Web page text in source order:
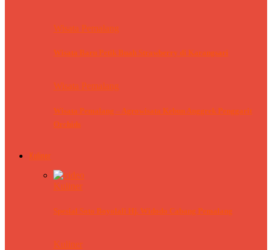
Wisata Pemalang
Wisata Baru Petik Buah Strawberry di Karangsari
Wisata Pemalang
Wisata Pemalang – Agrowisata Kebun Anggrek Penggarit
Orchids
Kuliner
Kuliner
Spesial Soto Boyolali Hj. Widodo Cabang Pemalang
Kuliner